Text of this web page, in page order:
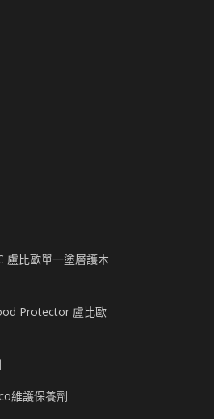
比歐單一塗層護木
Protector 盧比歐
維護保養劑